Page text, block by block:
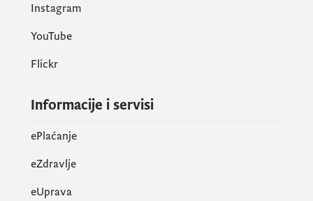
Instagram
YouTube
Flickr
Informacije i servisi
ePlaćanje
eZdravlje
eUprava